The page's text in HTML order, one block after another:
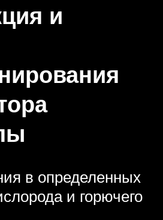
и
в определенных
и горючего